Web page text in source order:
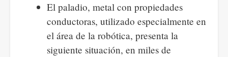
El paladio, metal con propiedades
conductoras, utilizado especialmente en
el área de la robótica, presenta la
siguiente situación, en miles de